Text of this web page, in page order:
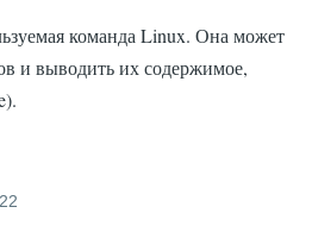
команда Linux. Она может
и выводить их содержимое,